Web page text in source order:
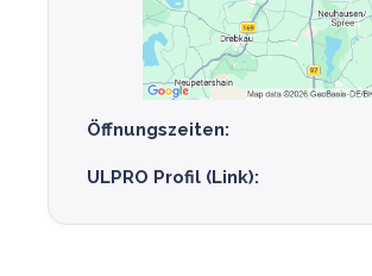
Öffnungszeiten:
ULPRO Profil (Link):